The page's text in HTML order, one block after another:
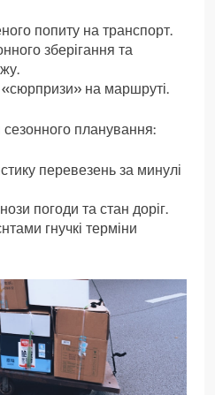
попиту на транспорт.
зберігання та
«сюрпризи» на маршруті.
планування:
перевезень за минулі
погоди та стан доріг.
гнучкі терміни